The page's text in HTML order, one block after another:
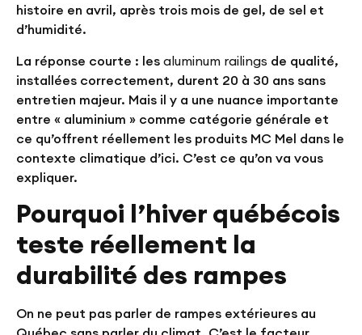
histoire en avril, après trois mois de gel, de sel et
d’humidité.
La réponse courte : les aluminum railings de qualité,
installées correctement, durent 20 à 30 ans sans
entretien majeur. Mais il y a une nuance importante
entre « aluminium » comme catégorie générale et
ce qu’offrent réellement les produits MC Mel dans le
contexte climatique d’ici. C’est ce qu’on va vous
expliquer.
Pourquoi l’hiver québécois
teste réellement la
durabilité des rampes
On ne peut pas parler de rampes extérieures au